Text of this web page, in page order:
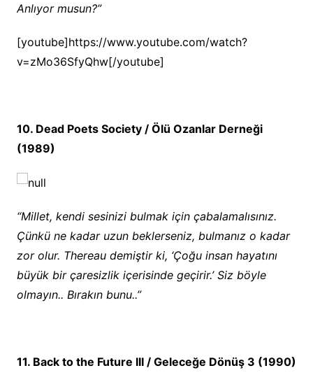
Anlıyor musun?”
[youtube]https://www.youtube.com/watch?
v=zMo36SfyQhw[/youtube]
10. Dead Poets Society / Ölü Ozanlar Derneği
(1989)
“Millet, kendi sesinizi bulmak için çabalamalısınız.
Çünkü ne kadar uzun beklerseniz, bulmanız o kadar
zor olur. Thereau demiştir ki, ‘Çoğu insan hayatını
büyük bir çaresizlik içerisinde geçirir.’ Siz böyle
olmayın.. Bırakın bunu..”
11. Back to the Future III / Geleceğe Dönüş 3 (1990)